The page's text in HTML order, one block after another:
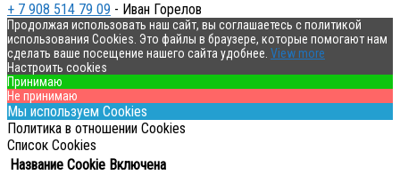
+ 7 908 514 79 09 - Иван Горелов
Продолжая использовать наш сайт, вы соглашаетесь с политикой
использования Cookies. Это файлы в браузере, которые помогают нам
сделать ваше посещение нашего сайта удобнее. View more
Настроить cookies
Принимаю
Не принимаю
Мы используем Cookies
Политика в отношении Cookies
Список Cookies
Название Cookie Включена